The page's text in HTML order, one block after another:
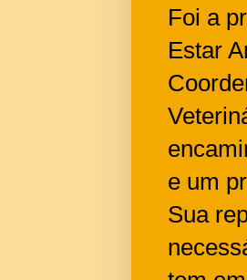
Foi a
Estar
e um
Sua